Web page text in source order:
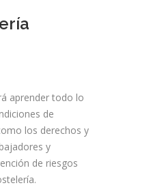
aprender todo lo
de
los derechos y
y
de riesgos